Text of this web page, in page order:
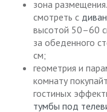
зона
смотреть с
высотой 50–60
за обеденного
см;
геометрия и
комнату
гостиных
тумбы под